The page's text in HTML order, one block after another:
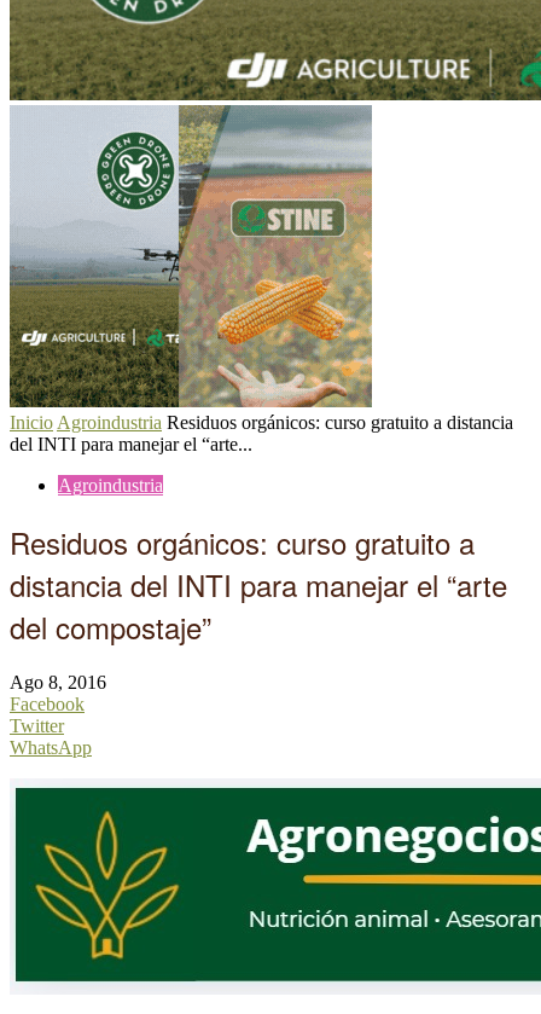
Inicio Agroindustria Residuos orgánicos: curso gratuito a distancia
del INTI para manejar el “arte...
Agroindustria
Residuos orgánicos: curso gratuito a
distancia del INTI para manejar el “arte
del compostaje”
Ago 8, 2016
Facebook
Twitter
WhatsApp